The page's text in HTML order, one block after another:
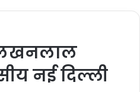
लखनलाल
नई दिल्ली